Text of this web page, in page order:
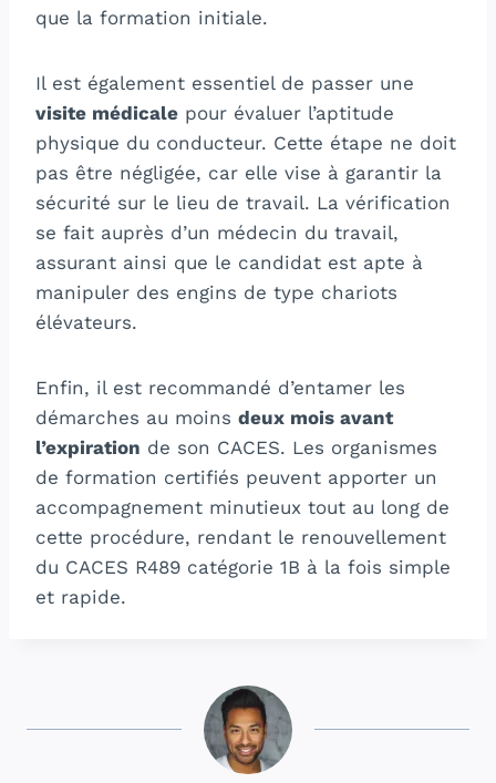
que la formation initiale.
Il est également essentiel de passer une
visite médicale pour évaluer l’aptitude
physique du conducteur. Cette étape ne doit
pas être négligée, car elle vise à garantir la
sécurité sur le lieu de travail. La vérification
se fait auprès d’un médecin du travail,
assurant ainsi que le candidat est apte à
manipuler des engins de type chariots
élévateurs.
Enfin, il est recommandé d’entamer les
démarches au moins deux mois avant
l’expiration de son CACES. Les organismes
de formation certifiés peuvent apporter un
accompagnement minutieux tout au long de
cette procédure, rendant le renouvellement
du CACES R489 catégorie 1B à la fois simple
et rapide.